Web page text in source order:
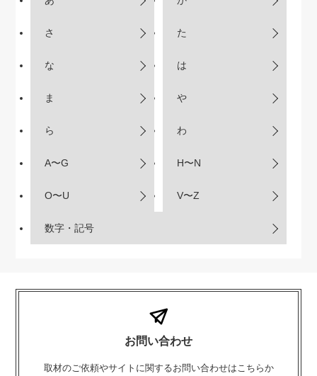
さ た
な は
ま や
ら わ
A〜G H〜N
O〜U V〜Z
数字・記号
お問い合わせ
取材のご依頼やサイトに関するお問い合わせはこちらか